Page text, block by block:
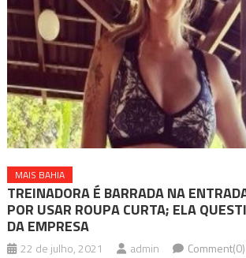
MAIS BAHIA
TREINADORA É BARRADA NA
POR USAR ROUPA CURTA; ELA
DA EMPRESA
22 de julho, 2021 admin Comment(0)